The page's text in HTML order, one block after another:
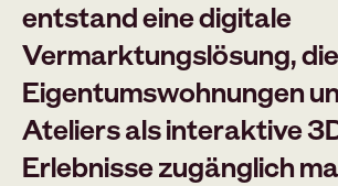
entstand eine digitale
Vermarktungslösung,
Eigentumswohnungen
Ateliers als interaktive
Erlebnisse zugänglich